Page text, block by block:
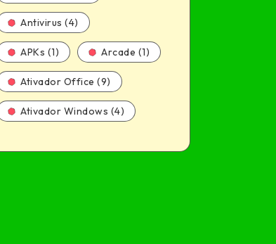
Antivirus (4)
APKs (1) Arcade (1)
Ativador Office (9)
Ativador Windows (4)